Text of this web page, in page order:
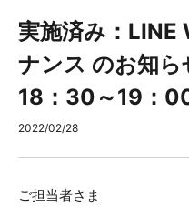
実施済み：LINE
ナンス のお知ら
18：30～19：00
2022/02/28
ご担当者さま